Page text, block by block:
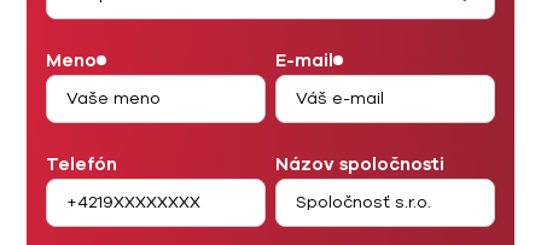
Meno E-mail
Telefón Názov spoločnosti